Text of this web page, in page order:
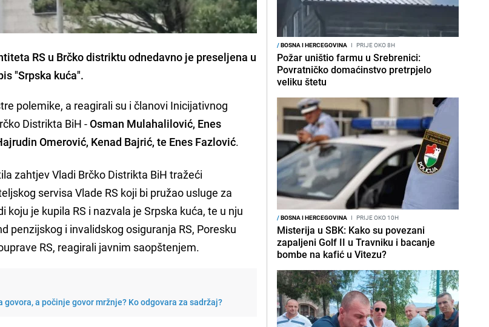
RS u Brčko distriktu odnedavno je preseljena u
"Srpska kuća".
polemike, a reagirali su i članovi Inicijativnog
Distrikta BiH -Osman Mulahalilović, Enes
Omerović, Kenad Bajrić, te Enes Fazlović.
zahtjev Vladi Brčko Distrikta BiH tražeći
servisa Vlade RS koji bi pružao usluge za
koju je kupila RS i nazvala je Srpska kuća, te u nju
penzijskog i invalidskog osiguranja RS, Poresku
RS, reagirali javnim saopštenjem.
govora, a počinje govor mržnje? Ko odgovara za sadržaj?
/BOSNA I HERCEGOVINA I PRIJE OKO 8H
Požar uništio farmu u Srebrenici:
Povratničko domaćinstvo pretrpjelo
veliku štetu
/BOSNA I HERCEGOVINA I PRIJE OKO 10H
Misterija u SBK: Kako su povezani
zapaljeni Golf II u Travniku i bacanje
bombe na kafić u Vitezu?